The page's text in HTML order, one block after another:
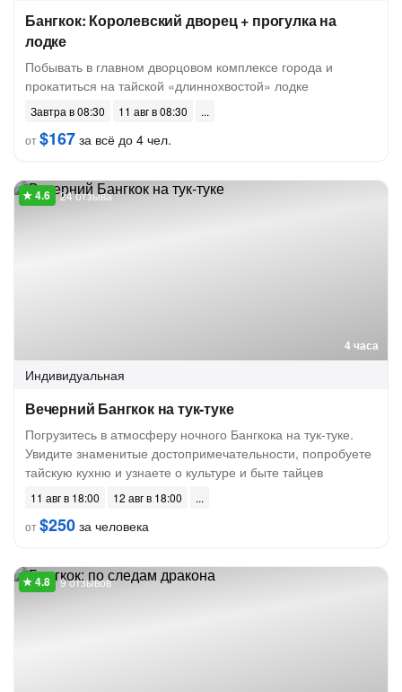
Бангкок: Королевский дворец + прогулка на
лодке
Побывать в главном дворцовом комплексе города и
прокатиться на тайской «длиннохвостой» лодке
Завтра в 08:30
11 авг в 08:30
от$167 за всё до 4 чел.
4 часа
24 отзыва
Индивидуальная
Вечерний Бангкок на тук-туке
Погрузитесь в атмосферу ночного Бангкока на тук-туке.
Увидите знаменитые достопримечательности, попробуете
тайскую кухню и узнаете о культуре и быте тайцев
11 авг в 18:00
12 авг в 18:00
от$250 за человека
9 отзывов